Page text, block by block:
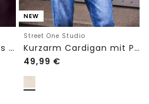
Cardigan mit Rundhals und Knöpfen
NEW
Street One Studio
Kurzarm Cardigan mit Polokragen
49,99 €